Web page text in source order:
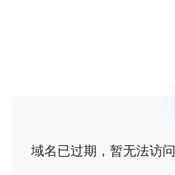
域名已过期，暂无法访问